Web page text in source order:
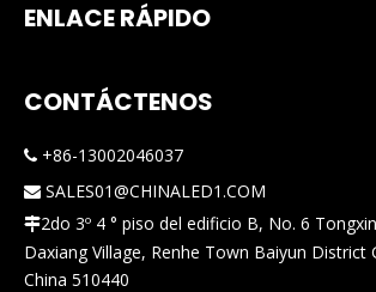
ENLACE RÁPIDO
CONTÁCTENOS
 +86-13002046037
 SALES01@CHINALED1.COM
2do 3º 4 ° piso del edificio B, No. 6
Daxiang Village, Renhe Town Baiyun District
China 510440